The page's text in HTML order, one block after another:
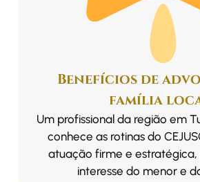
Benefícios de
família
Um profissional da região em
conhece as rotinas do
atuação firme e
interesse do menor e